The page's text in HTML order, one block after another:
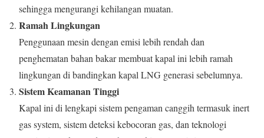
sehingga mengurangi kehilangan muatan.
Ramah Lingkungan
Penggunaan mesin dengan emisi lebih rendah dan
penghematan bahan bakar membuat kapal ini lebih ramah
lingkungan di bandingkan kapal LNG generasi sebelumnya.
Sistem Keamanan Tinggi
Kapal ini di lengkapi sistem pengaman canggih termasuk inert
gas system, sistem deteksi kebocoran gas, dan teknologi